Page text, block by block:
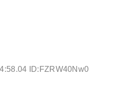
ID:FZRW40Nw0